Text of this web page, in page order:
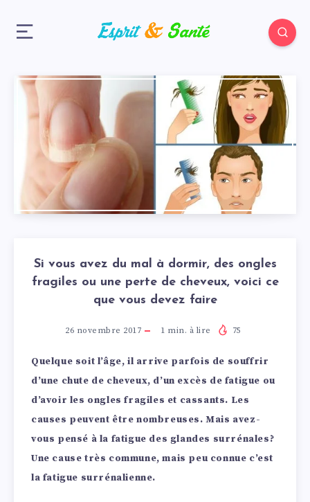
Si vous avez du mal à dormir, des ongles
fragiles ou une perte de cheveux, voici ce
que vous devez faire
26 novembre 2017 1 min. à lire 75
Quelque soit l’âge, il arrive parfois de souffrir
d’une chute de cheveux, d’un excès de fatigue ou
d’avoir les ongles fragiles et cassants. Les
causes peuvent être nombreuses. Mais avez-
vous pensé à la fatigue des glandes surrénales?
Une cause très commune, mais peu connue c’est
la fatigue surrénalienne.